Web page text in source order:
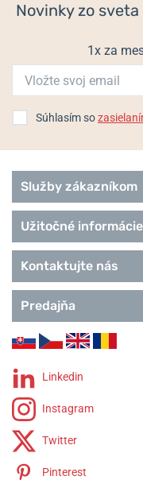
Novinky zo
1x za
Súhlasím so
Služby zákazníkom
Užitočné informácie
Kontaktujte nás
Predajňa
Linkedin
Instagram
Twitter
Pinterest